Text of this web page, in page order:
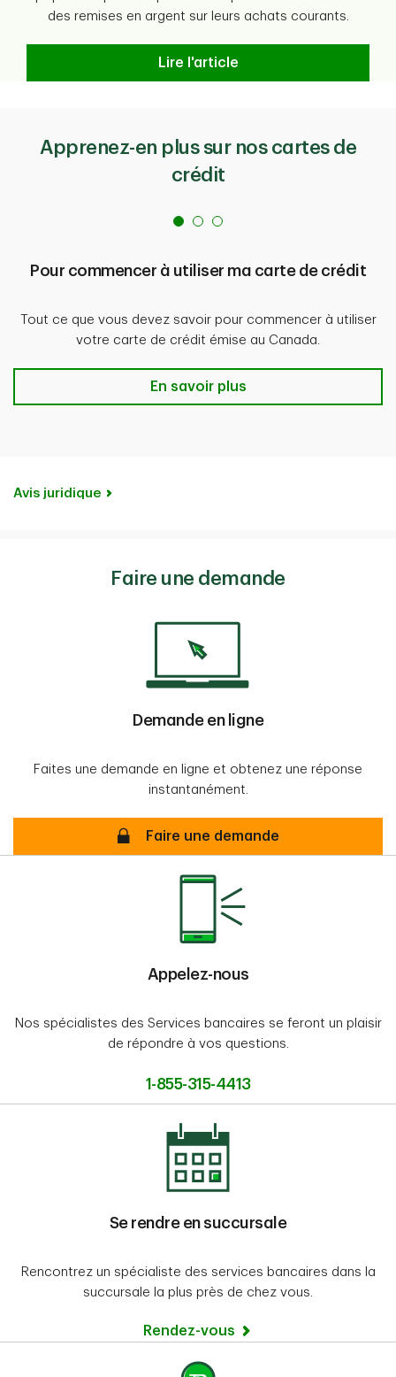
Cliquer pour payerLe paiement en ligne avec votre
Établissez des limites d’opérations, bloquez les
achats internationaux ou verrouillez votre carte de
En savoir plus.
des remises en argent sur leurs achats courants.
Notions de base sur les cartes
Lire l'article
Apprenez-en plus sur nos cartes de
crédit
Pour commencer à utiliser ma carte de crédit
Tout ce que vous devez savoir pour commencer à utiliser
votre carte de crédit émise au Canada.
Pour commencer à utiliser ma
En savoir plus
Avis juridique
Faire une demande
Demande en ligne
Faites une demande en ligne et obtenez une réponse
instantanément.
Demande en ligne
Faire une demande
Appelez-nous
Nos spécialistes des Services bancaires se feront un plaisir
de répondre à vos questions.
1-855-315-4413
Se rendre en succursale
Rencontrez un spécialiste des services bancaires dans la
succursale la plus près de chez vous.
Rendez-vous